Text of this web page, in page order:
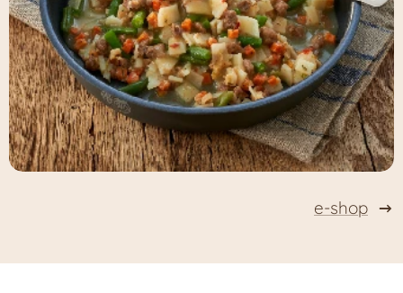
e-shop